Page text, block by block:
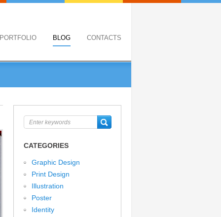
PORTFOLIO BLOG CONTACTS
CATEGORIES
Graphic Design
Print Design
Illustration
Poster
Identity